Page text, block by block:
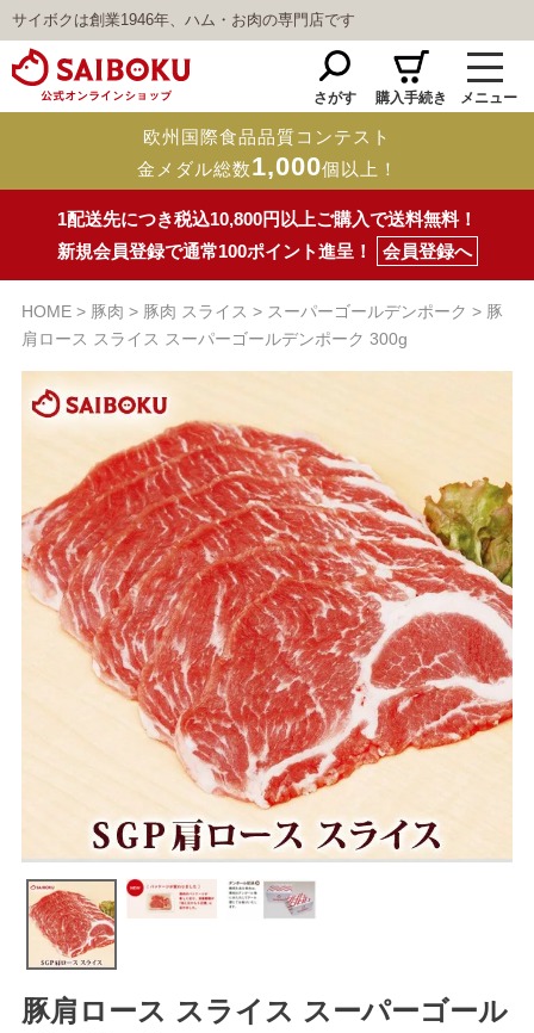
サイボクは創業1946年、ハム・お肉の専門店です
さがす 購入手続き メニュー
欧州国際食品品質コンテスト
金メダル総数1,000個以上！
1配送先につき税込10,800円以上ご購入で送料無料！
新規会員登録で通常100ポイント進呈！
会員登録へ
HOME 豚肉 豚肉 スライス スーパーゴールデンポーク
豚
肩ロース スライス スーパーゴールデンポーク 300g
豚肩ロース スライス スーパーゴール